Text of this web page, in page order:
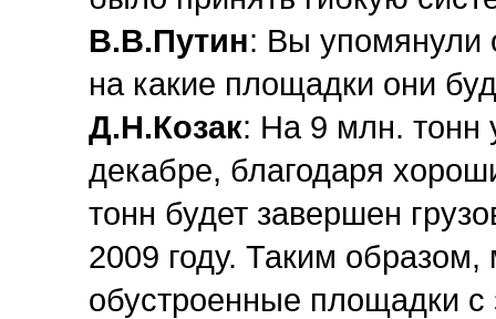
В.В.Путин: Вы упомянули
на какие площадки они
Д.Н.Козак: На 9 млн. тонн
декабре, благодаря
тонн будет завершен
2009 году. Таким
обустроенные площадки